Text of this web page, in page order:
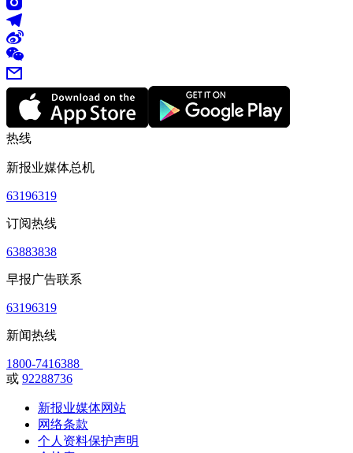
热线
新报业媒体总机
63196319
订阅热线
63883838
早报广告联系
63196319
新闻热线
1800-7416388
或 92288736
新报业媒体网站
网络条款
个人资料保护声明